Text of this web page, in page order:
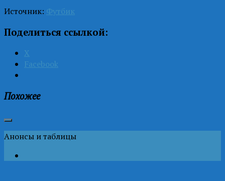
Источник: Футбик
Поделиться ссылкой:
X
Facebook
Похожее
Анонсы и таблицы